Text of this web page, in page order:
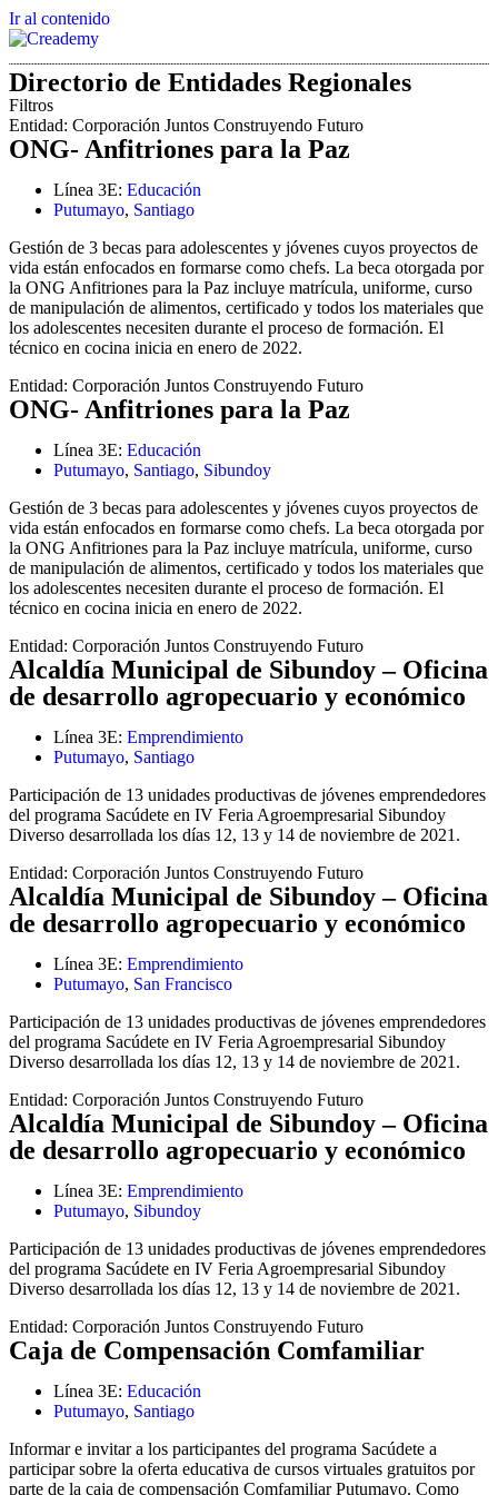
Ir al contenido
Directorio de Entidades Regionales
Filtros
Entidad: Corporación Juntos Construyendo Futuro
ONG- Anfitriones para la Paz
Línea 3E: Educación
Putumayo, Santiago
Gestión de 3 becas para adolescentes y jóvenes cuyos proyectos de
vida están enfocados en formarse como chefs. La beca otorgada por
la ONG Anfitriones para la Paz incluye matrícula, uniforme, curso
de manipulación de alimentos, certificado y todos los materiales que
los adolescentes necesiten durante el proceso de formación. El
técnico en cocina inicia en enero de 2022.
Entidad: Corporación Juntos Construyendo Futuro
ONG- Anfitriones para la Paz
Línea 3E: Educación
Putumayo, Santiago, Sibundoy
Gestión de 3 becas para adolescentes y jóvenes cuyos proyectos de
vida están enfocados en formarse como chefs. La beca otorgada por
la ONG Anfitriones para la Paz incluye matrícula, uniforme, curso
de manipulación de alimentos, certificado y todos los materiales que
los adolescentes necesiten durante el proceso de formación. El
técnico en cocina inicia en enero de 2022.
Entidad: Corporación Juntos Construyendo Futuro
Alcaldía Municipal de Sibundoy – Oficina
de desarrollo agropecuario y económico
Línea 3E: Emprendimiento
Putumayo, Santiago
Participación de 13 unidades productivas de jóvenes emprendedores
del programa Sacúdete en IV Feria Agroempresarial Sibundoy
Diverso desarrollada los días 12, 13 y 14 de noviembre de 2021.
Entidad: Corporación Juntos Construyendo Futuro
Alcaldía Municipal de Sibundoy – Oficina
de desarrollo agropecuario y económico
Línea 3E: Emprendimiento
Putumayo, San Francisco
Participación de 13 unidades productivas de jóvenes emprendedores
del programa Sacúdete en IV Feria Agroempresarial Sibundoy
Diverso desarrollada los días 12, 13 y 14 de noviembre de 2021.
Entidad: Corporación Juntos Construyendo Futuro
Alcaldía Municipal de Sibundoy – Oficina
de desarrollo agropecuario y económico
Línea 3E: Emprendimiento
Putumayo, Sibundoy
Participación de 13 unidades productivas de jóvenes emprendedores
del programa Sacúdete en IV Feria Agroempresarial Sibundoy
Diverso desarrollada los días 12, 13 y 14 de noviembre de 2021.
Entidad: Corporación Juntos Construyendo Futuro
Caja de Compensación Comfamiliar
Línea 3E: Educación
Putumayo, Santiago
Informar e invitar a los participantes del programa Sacúdete a
participar sobre la oferta educativa de cursos virtuales gratuitos por
parte de la caja de compensación Comfamiliar Putumayo. Como